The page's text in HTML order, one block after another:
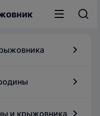
и крыжовника